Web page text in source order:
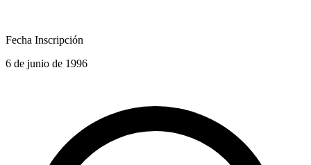
Fecha Inscripción
6 de junio de 1996